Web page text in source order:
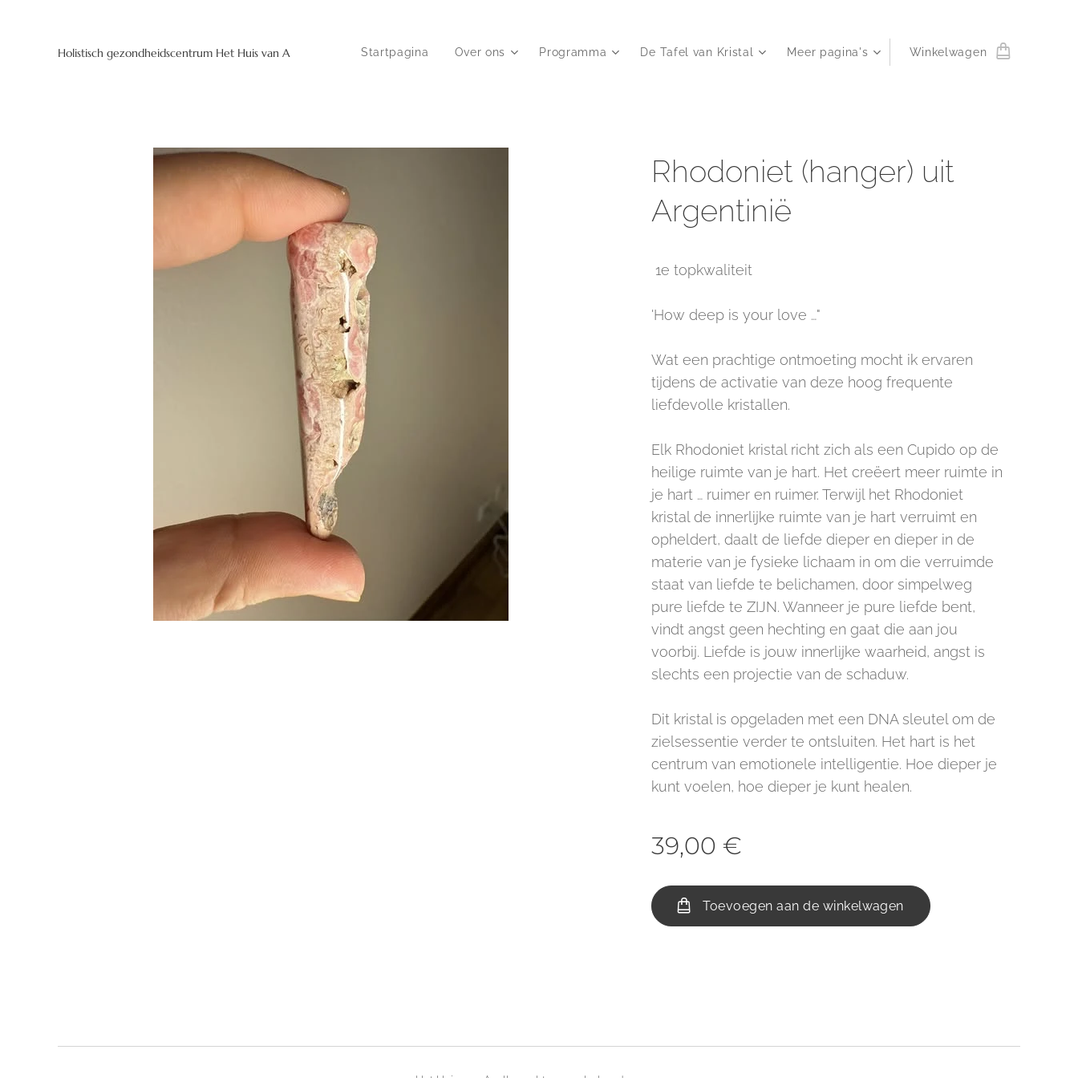
Holistisch gezondheidscentrum Het Huis van A Startpagina Over ons Programma De Tafel van Kristal Meer pagina's Winkelwagen
Rhodoniet (hanger) uit
Argentinië
1e topkwaliteit
'How deep is your love …"
Wat een prachtige ontmoeting mocht ik ervaren
tijdens de activatie van deze hoog frequente
liefdevolle kristallen.
Elk Rhodoniet kristal richt zich als een Cupido op de
heilige ruimte van je hart. Het creëert meer ruimte in
je hart … ruimer en ruimer. Terwijl het Rhodoniet
kristal de innerlijke ruimte van je hart verruimt en
opheldert, daalt de liefde dieper en dieper in de
materie van je fysieke lichaam in om die verruimde
staat van liefde te belichamen, door simpelweg
pure liefde te ZIJN. Wanneer je pure liefde bent,
vindt angst geen hechting en gaat die aan jou
voorbij. Liefde is jouw innerlijke waarheid, angst is
slechts een projectie van de schaduw.
Dit kristal is opgeladen met een DNA sleutel om de
zielsessentie verder te ontsluiten. Het hart is het
centrum van emotionele intelligentie. Hoe dieper je
kunt voelen, hoe dieper je kunt healen.
39,00 €
Toevoegen aan de winkelwagen